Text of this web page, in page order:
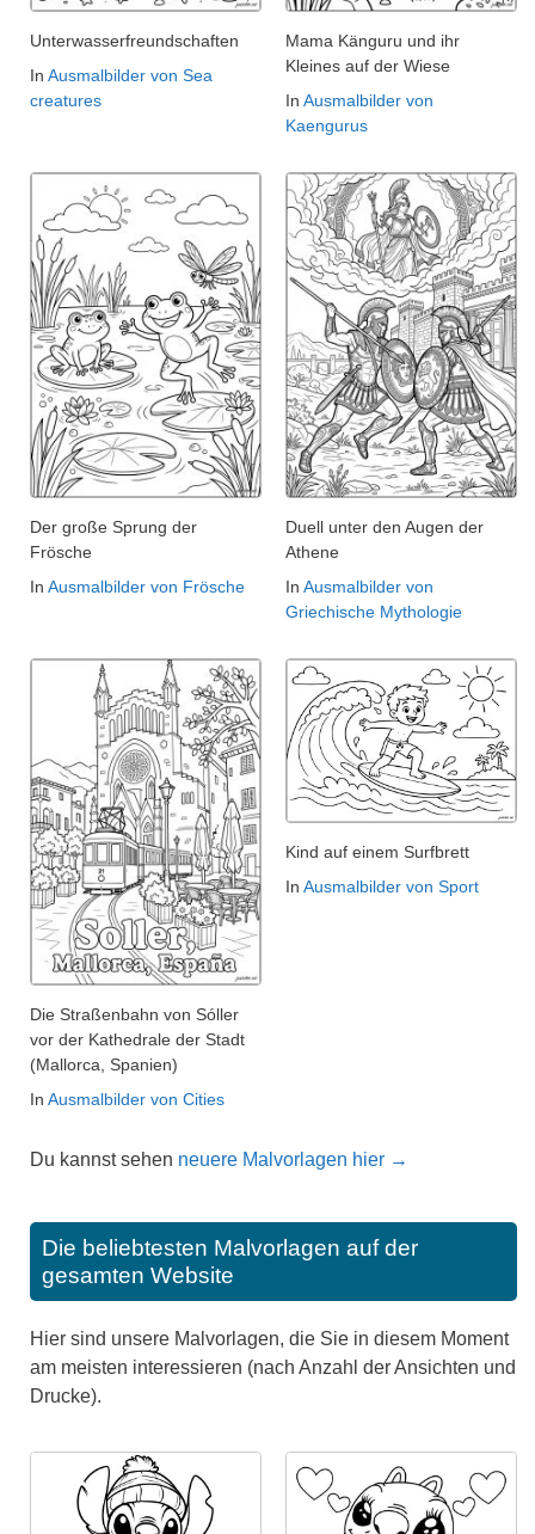
Unterwasserfreundschaften
In Ausmalbilder von Sea
creatures
Mama Känguru und ihr
Kleines auf der Wiese
In Ausmalbilder von
Kaengurus
Der große Sprung der
Frösche
In Ausmalbilder von Frösche
Duell unter den Augen der
Athene
In Ausmalbilder von
Griechische Mythologie
Die Straßenbahn von Sóller
vor der Kathedrale der Stadt
(Mallorca, Spanien)
In Ausmalbilder von Cities
Kind auf einem Surfbrett
In Ausmalbilder von Sport
Du kannst sehen neuere Malvorlagen hier →
Die beliebtesten Malvorlagen auf der
gesamten Website
Hier sind unsere Malvorlagen, die Sie in diesem Moment
am meisten interessieren (nach Anzahl der Ansichten und
Drucke).